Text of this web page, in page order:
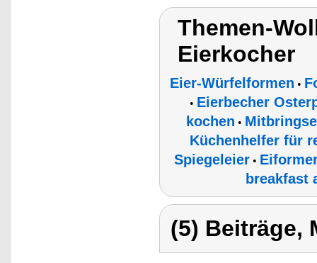
Themen-
Eierkocher
Eier-Würfelformen •
• Eierbecher
kochen •
Küchenhelfer für
Spiegeleier•
breakfast
(5) Beiträge,